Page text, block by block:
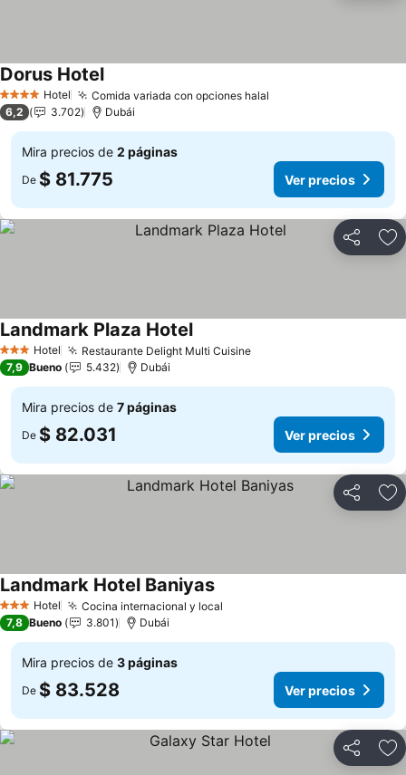
4 EstrellasHotel Comida variada con opciones halal
Dorus HotelVer precios
6,2 3.702 Dubái
Mira precios de 2 páginas
De $ 81.775 Ver precios
Compartir
3 Estrellas
Hotel Restaurante Delight Multi CuisineVer precios
Landmark Plaza HotelVer precios
7,9 Bueno 5.432 Dubái
Mira precios de 7 páginas
De $ 82.031 Ver precios
Compartir
3 Estrellas
Hotel Cocina internacional y local
Landmark Hotel BaniyasVer precios
7,8 Bueno 3.801 Dubái
Mira precios de 3 páginas
De $ 83.528 Ver precios
Compartir